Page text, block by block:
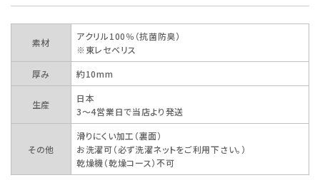
素材
アクリル100％（抗菌防臭）
※東レセベリス
厚み
約10mm
生産
日本
3～4営業日で当店より発送
その他
滑りにくい加工（裏面）
お洗濯可（必ず洗濯ネットをご利用下さい。）
乾燥機（乾燥コース）不可